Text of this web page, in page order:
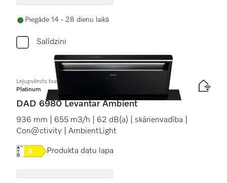
Piegāde 14 - 28 dienu laikā
Salīdzini
Lejupvērsts tvaika nosūcējs
Platinum
DAD 6980 Levantar Ambient
936 mm | 655 m3/h | 62 dB(a) | skārienvadība |
Con@ctivity | AmbientLight
Online Label Flag, Energoefektivitātes etiķete
Produkta datu lapa